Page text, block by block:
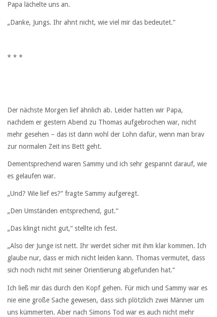
Papa lächelte uns an.
„Danke, Jungs. Ihr ahnt nicht, wie viel mir das bedeutet.“
* * *
Der nächste Morgen lief ähnlich ab. Leider hatten wir Papa,
nachdem er gestern Abend zu Thomas aufgebrochen war, nicht
mehr gesehen – das ist dann wohl der Lohn dafür, wenn man brav
zur normalen Zeit ins Bett geht.
Dementsprechend waren Sammy und ich sehr gespannt darauf, wie
es gelaufen war.
„Und? Wie lief es?“ fragte Sammy aufgeregt.
„Den Umständen entsprechend, gut.“
„Das klingt nicht gut,“ stellte ich fest.
„Also der Junge ist nett. Ihr werdet sicher mit ihm klar kommen. Ich
glaube nur, dass er mich nicht leiden kann. Thomas vermutet, dass
sich noch nicht mit seiner Orientierung abgefunden hat.“
Ich ließ mir das durch den Kopf gehen. Für mich und Sammy war es
nie eine große Sache gewesen, dass sich plötzlich zwei Männer um
uns kümmerten. Aber nach Simons Tod war es auch nicht mehr